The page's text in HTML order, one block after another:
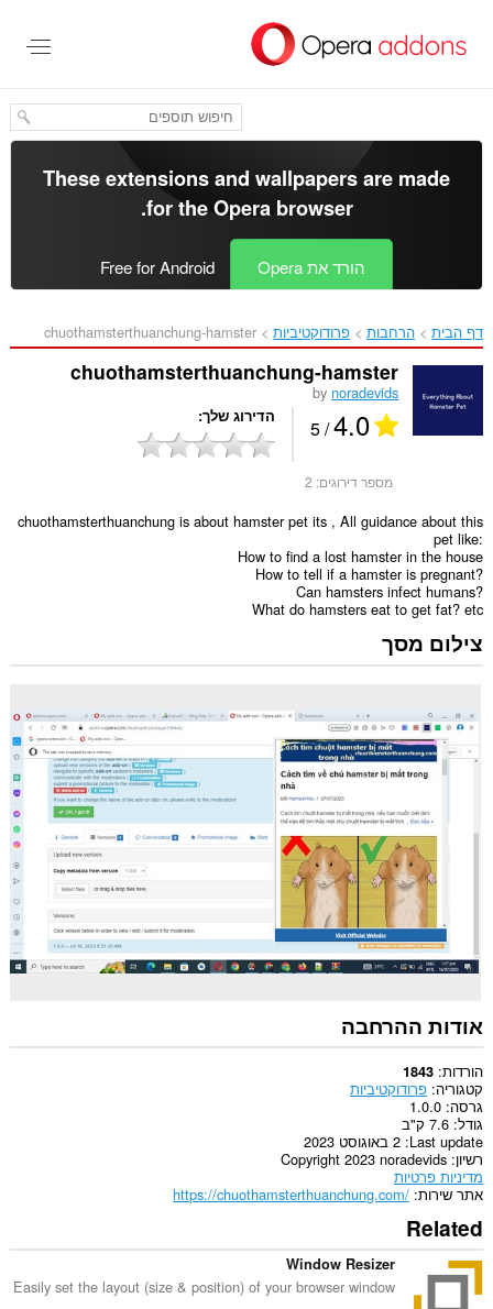
העיקרי
These extensions and wallpapers are made
for theOpera browser
.
הורד את Opera Free for Android
דף הבית הרחבות פרודוקטיביות chuothamsterthuanchung-hamster‎
chuothamsterthuanchung-hamster
bynoradevids
4.0
/ 5 הדירוג שלך
מספר דירוגים: 2
chuothamsterthuanchung is about hamster pet its , All guidance about this
pet like:
How to find a lost hamster in the house
How to tell if a hamster is pregnant?
Can hamsters infect humans?
What do hamsters eat to get fat? etc
צילום מסך
אודות ההרחבה
הורדות 1843
קטגוריה פרודוקטיביות
גרסה 1.0.0
גודל 7.6 ק"ב
Last update 2 באוגוסט 2023
רשיון Copyright 2023 noradevids
מדיניות פרטיות
אתר שירות https://chuothamsterthuanchung.com/
Related
Window Resizer
Easily set the layout (size & position) of your browser window